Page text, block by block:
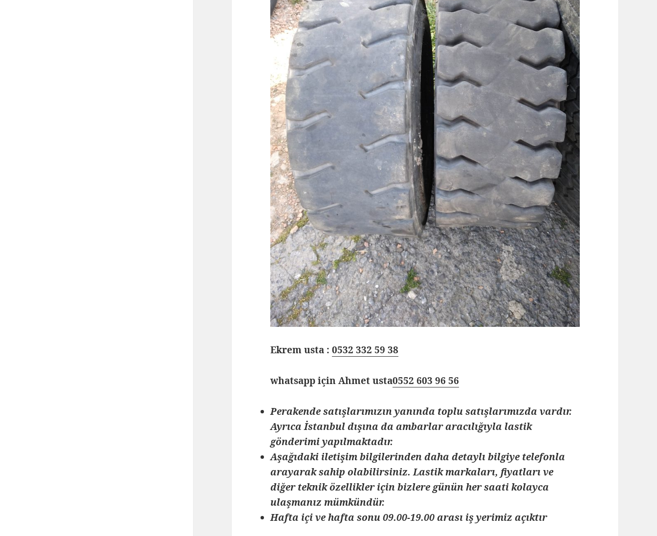
Ekrem usta :0532 332 59 38
whatsapp için Ahmet usta0552 603 96 56
Perakende satışlarımızın yanında toplu satışlarımızda vardır.
Ayrıca İstanbul dışına da ambarlar aracılığıyla lastik
gönderimi yapılmaktadır.
Aşağıdaki iletişim bilgilerinden daha detaylı bilgiye telefonla
arayarak sahip olabilirsiniz. Lastik markaları, fiyatları ve
diğer teknik özellikler için bizlere günün her saati kolayca
ulaşmanız mümkündür.
Hafta içi ve hafta sonu 09.00-19.00 arası iş yerimiz açıktır